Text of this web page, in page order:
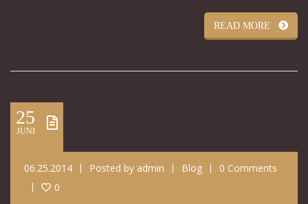
READ MORE
25
JUNI
06.25.2014 Posted by admin Blog
0 Comments
0